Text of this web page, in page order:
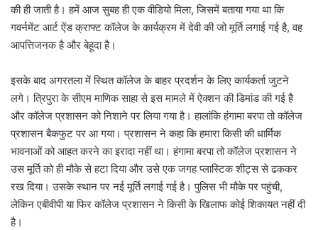
की ही जाती है। हमें आज सुबह ही एक वीडियो मिला, जिसमें बताया गया था कि
गवर्नमेंट आर्ट ऐंड क्राफ्ट कॉलेज के कार्यक्रम में देवी की जो मूर्ति लगाई गई है, वह
आपत्तिजनक है और बेहूदा है।
इसके बाद अगरतला में स्थित कॉलेज के बाहर प्रदर्शन के लिए कार्यकर्ता जुटने
लगे। त्रिपुरा के सीएम माणिक साहा से इस मामले में ऐक्शन की डिमांड की गई है
और कॉलेज प्रशासन को निशाने पर लिया गया है। हालांकि हंगामा बरपा तो कॉलेज
प्रशासन बैकफुट पर आ गया। प्रशासन ने कहा कि हमारा किसी की धार्मिक
भावनाओं को आहत करने का इरादा नहीं था। हंगामा बरपा तो कॉलेज प्रशासन ने
उस मूर्ति को ही मौके से हटा दिया और उसे एक जगह प्लास्टिक शीट्स से ढककर
रख दिया। उसके स्थान पर नई मूर्ति लगाई गई है। पुलिस भी मौके पर पहुंची,
लेकिन एबीवीपी या फिर कॉलेज प्रशासन ने किसी के खिलाफ कोई शिकायत नहीं दी
है।